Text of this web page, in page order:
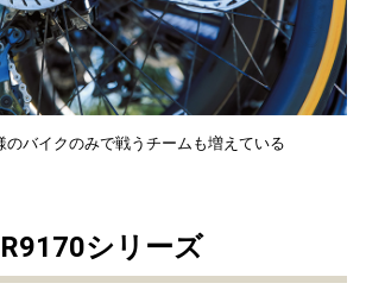
のバイクのみで戦うチームも増えている
シリーズ